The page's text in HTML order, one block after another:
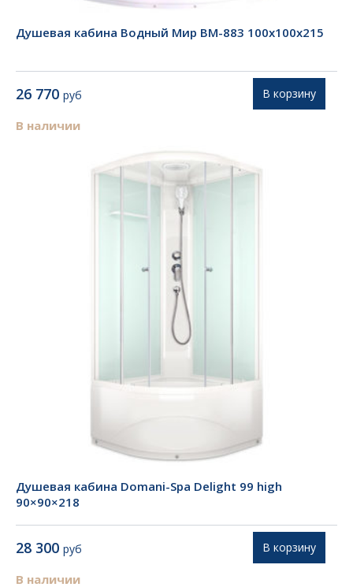
Душевая кабина Водный Мир ВМ-883 100x100x215
26 770 руб
В наличии
В корзину
Душевая кабина Domani-Spa Delight 99 high
90×90×218
28 300 руб
В наличии
В корзину